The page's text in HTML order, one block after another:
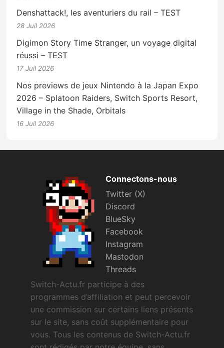
Denshattack!, les aventuriers du rail – TEST
28 Juil 2026
Digimon Story Time Stranger, un voyage digital
réussi – TEST
17 Juil 2026
Nos previews de jeux Nintendo à la Japan Expo
2026 – Splatoon Raiders, Switch Sports Resort,
Village in the Shade, Orbitals
16 Juil 2026
Connectons-nous
Twitter (X)
Discord
BlueSky
Facebook
Instagram
Mastodon
Threads
Switch-Actu.fr participe à des
programmes d’affiliation et peut percevoir
une commission sur certains liens présents
sur le site, sans coût supplémentaire pour
vous. Tous les contenus de Switch-Actu.fr